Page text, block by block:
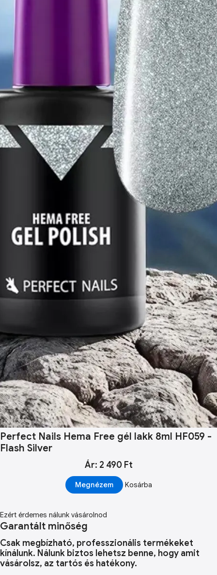
Perfect Nails Hema Free gél lakk 8ml HF059 -
Flash Silver
Ár: 2 490 Ft
Megnézem Kosárba
Ezért érdemes nálunk vásárolnod
Garantált minőség
Csak megbízható, professzionális termékeket
kínálunk. Nálunk biztos lehetsz benne, hogy amit
vásárolsz, az tartós és hatékony.